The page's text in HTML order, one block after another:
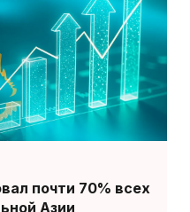
почти 70% всех
Азии